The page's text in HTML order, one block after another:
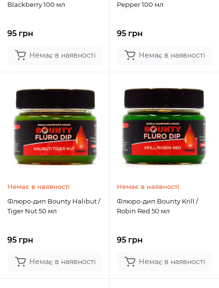
Blackberry 100 мл
95 грн
Немає в наявності
Pepper 100 мл
95 грн
Немає в наявності
Немає в наявності
Флюро-дип Bounty Halibut /
Tiger Nut 50 мл
95 грн
Немає в наявності
Немає в наявності
Флюро-дип Bounty Krill /
Robin Red 50 мл
95 грн
Немає в наявності